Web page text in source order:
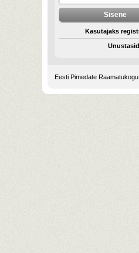
Kasutajaks
Eesti Pimedate Raamatukogu